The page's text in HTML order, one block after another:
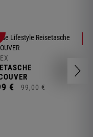
€ 99,00 €